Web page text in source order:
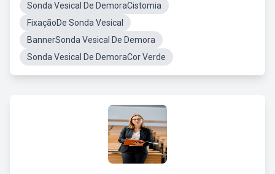
Sonda Vesical De DemoraCistomia
FixaçãoDe Sonda Vesical
BannerSonda Vesical De Demora
Sonda Vesical De DemoraCor Verde